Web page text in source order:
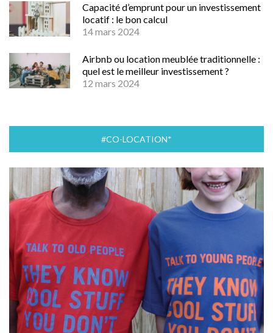
Capacité d’emprunt pour un investissement
locatif : le bon calcul
14 mars 2024
Airbnb ou location meublée traditionnelle :
quel est le meilleur investissement ?
12 mars 2024
#CO-LOCATION*